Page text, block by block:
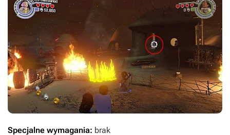
Specjalne wymagania: brak